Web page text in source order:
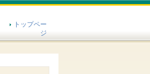
トップペー
ジ